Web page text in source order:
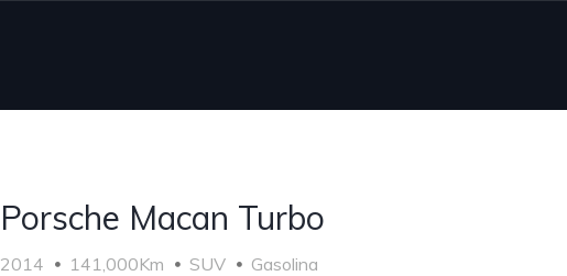
Porsche Macan Turbo
2014 141,000Km SUV Gasolina